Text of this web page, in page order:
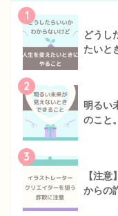
1
どうし
たいと
2
明るい
のこと。
3
【注
からの